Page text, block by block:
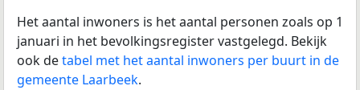
Het aantal inwoners is het aantal personen zoals op 1
januari in het bevolkingsregister vastgelegd. Bekijk
ook detabel met het aantal inwoners per buurt in de
gemeente Laarbeek.